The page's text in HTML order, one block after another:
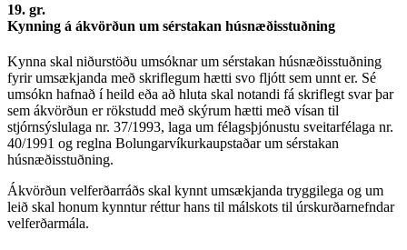
19. gr.
Kynning á ákvörðun um sérstakan húsnæðisstuðning
Kynna skal niðurstöðu umsóknar um sérstakan húsnæðisstuðning
fyrir umsækjanda með skriflegum hætti svo fljótt sem unnt er. Sé
umsókn hafnað í heild eða að hluta skal notandi fá skriflegt svar þar
sem ákvörðun er rökstudd með skýrum hætti með vísan til
stjórnsýslulaga nr. 37/1993, laga um félagsþjónustu sveitarfélaga nr.
40/1991 og reglna Bolungarvíkurkaupstaðar um sérstakan
húsnæðisstuðning.
Ákvörðun velferðarráðs skal kynnt umsækjanda tryggilega og um
leið skal honum kynntur réttur hans til málskots til úrskurðarnefndar
velferðarmála.